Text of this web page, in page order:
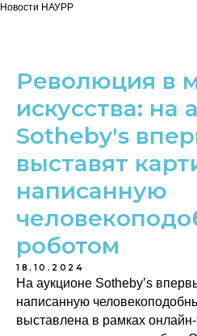
Новости НАУРР
Революция в
искусства: на
Sotheby's
выставят
написанную
роботом
18.10.2024
На аукционе Sotheby’s
написанную
выставлена в рамках